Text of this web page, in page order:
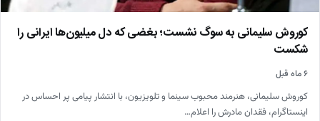
کوروش سلیمانی به سوگ نشست؛ بغضی که دل میلیون‌ها ایرانی را
شکست
۶ ماه قبل
کوروش سلیمانی، هنرمند محبوب سینما و تلویزیون، با انتشار پیامی پر احساس در
اینستاگرام، فقدان مادرش را اعلام…